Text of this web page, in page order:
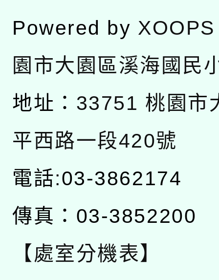
Powered by XOOPS
園市大園區溪海國民
地址： 33751 桃園市
平西路一段420號
電話:03-3862174
傳真：03-3852200
【處室分機表】